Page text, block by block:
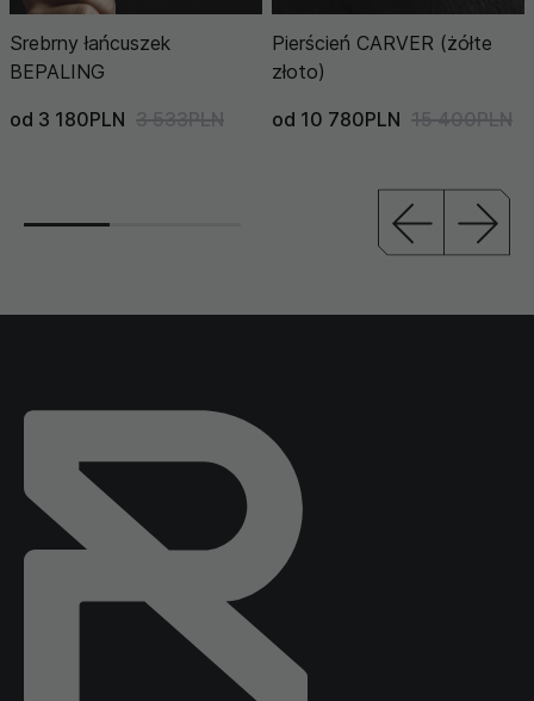
Srebrny łańcuszek
BEPALING
od 3 180PLN 3 533PLN
Pierścień CARVER (żółte
złoto)
od 10 780PLN 15 400PLN